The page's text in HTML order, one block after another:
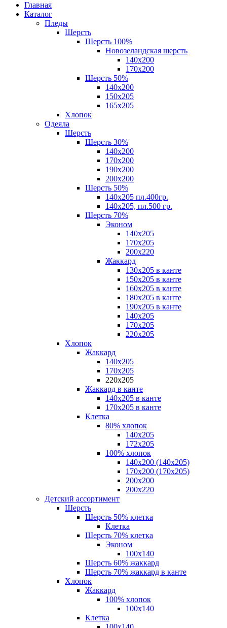
Главная
Каталог
Пледы
Шерсть
Шерсть 100%
Новозеландская шерсть
140х200
170x200
Шерсть 50%
140x200
150х205
165х205
Хлопок
Одеяла
Шерсть
Шерсть 30%
140х200
170х200
190х200
200х200
Шерсть 50%
140х205 пл.400гр.
140х205, пл.500 гр.
Шерсть 70%
Эконом
140х205
170х205
200х220
Жаккард
130х205 в канте
150х205 в канте
160х205 в канте
180х205 в канте
190х205 в канте
140х205
170х205
220х205
Хлопок
Жаккард
140x205
170х205
220х205
Жаккард в канте
140х205 в канте
170х205 в канте
Клетка
80% хлопок
140x205
172х205
100% хлопок
140x200 (140х205)
170x200 (170х205)
200х200
200х220
Детский ассортимент
Шерсть
Шерсть 50% клетка
Клетка
Шерсть 70% клетка
Эконом
100x140
Шерсть 60% жаккард
Шерсть 70% жаккард в канте
Хлопок
Жаккард
100% хлопок
100x140
Клетка